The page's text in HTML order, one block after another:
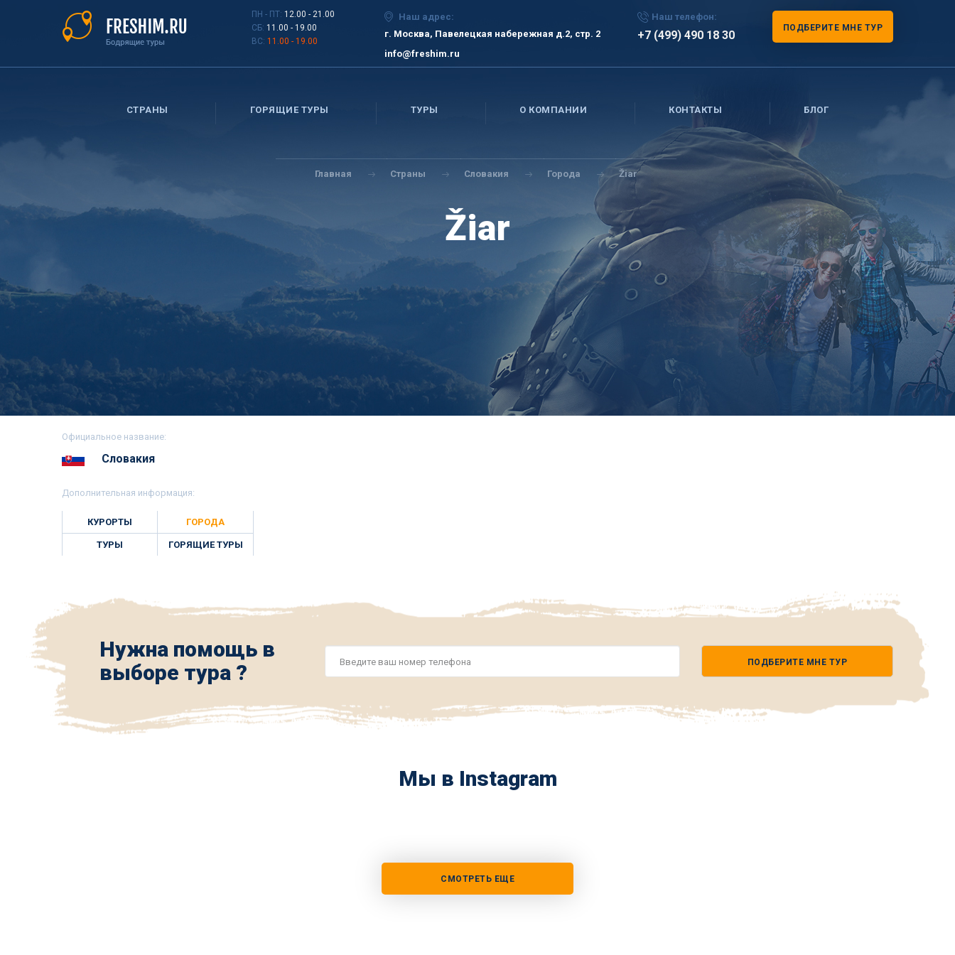
ПН - ПТ: 12.00 - 21.00
СБ: 11.00 - 19.00
ВС: 11.00 - 19.00
Наш адрес:
г. Москва, Павелецкая набережная д.2, стр. 2
info@freshim.ru
Наш телефон:
+7 (499) 490 18 30
ПОДБЕРИТЕ МНЕ ТУР
СТРАНЫ ГОРЯЩИЕ ТУРЫ ТУРЫ О КОМПАНИИ КОНТАКТЫ БЛОГ
Вы
здесь
Главная Страны Словакия Города Žiar
Žiar
Официальное название:
Словакия
Дополнительная информация:
КУРОРТЫ ГОРОДА
ТУРЫ ГОРЯЩИЕ ТУРЫ
Нужна помощь в
выборе тура ?
*
ПОДБЕРИТЕ МНЕ ТУР
Мы в Instagram
СМОТРЕТЬ ЕЩЕ